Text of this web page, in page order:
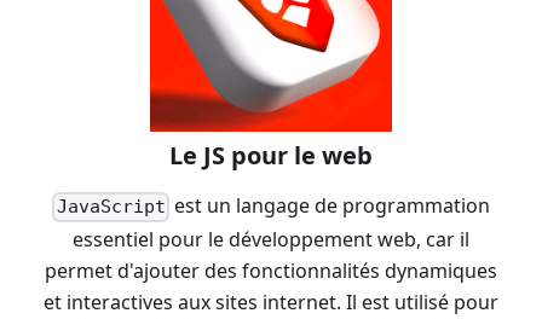
Le JS pour le web
JavaScript est un langage de programmation
essentiel pour le développement web, car il
permet d'ajouter des fonctionnalités dynamiques
et interactives aux sites internet. Il est utilisé pour